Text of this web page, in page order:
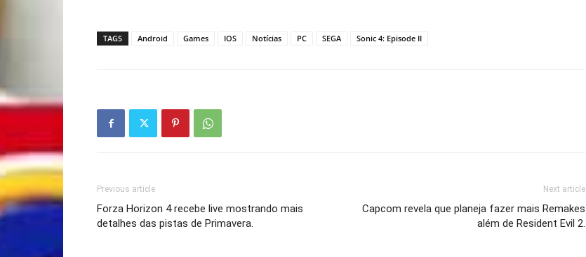
TAGS Android Games IOS Notícias PC SEGA Sonic 4: Episode II
Previous article
Forza Horizon 4 recebe live mostrando mais
detalhes das pistas de Primavera.
Next article
Capcom revela que planeja fazer mais Remakes
além de Resident Evil 2.